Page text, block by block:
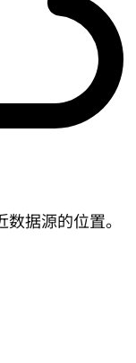
据源的位置。